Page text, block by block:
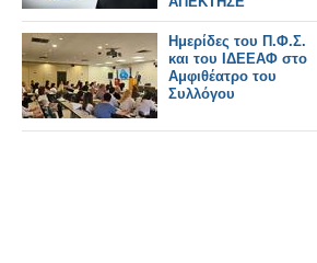
ΣΥΝΕΙΔΗΣΗ» – Ο
ΗΓΕΤΗΣ ΤΗΣ NASA
ΠΙΣΩ ΑΠΟ ΤΟ Artemis
II
Ημερίδες του Π.Φ.Σ.
και του ΙΔΕΕΑΦ στο
Αμφιθέατρο του
Συλλόγου